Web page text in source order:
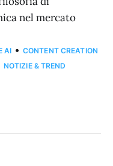
nel mercato
AI • CONTENT CREATION
NOTIZIE & TREND